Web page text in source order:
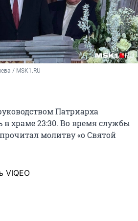
/ MSK1.RU
Патриарха
в храме 23:30. Во время службы
молитву «о Святой
VIQEO